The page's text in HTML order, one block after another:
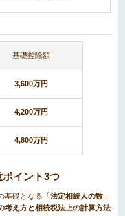
基礎控除額
3,600万円
4,200万円
4,800万円
イント3つ
基礎となる 「法定相続人の数」
考え方と相続税法上の計算方法